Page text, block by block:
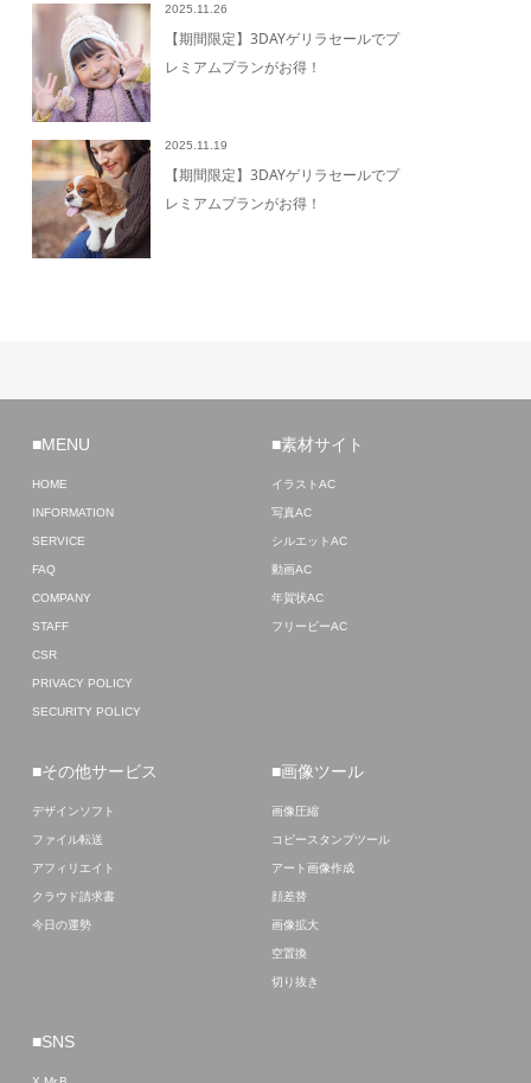
2025.11.26
【期間限定】3DAYゲリラセールでプ
レミアムプランがお得！
2025.11.19
【期間限定】3DAYゲリラセールでプ
レミアムプランがお得！
■MENU
HOME
INFORMATION
SERVICE
FAQ
COMPANY
STAFF
CSR
PRIVACY POLICY
SECURITY POLICY
■素材サイト
イラストAC
写真AC
シルエットAC
動画AC
年賀状AC
フリービーAC
■その他サービス
デザインソフト
ファイル転送
アフィリエイト
クラウド請求書
今日の運勢
■画像ツール
画像圧縮
コピースタンプツール
アート画像作成
顔差替
画像拡大
空置換
切り抜き
■SNS